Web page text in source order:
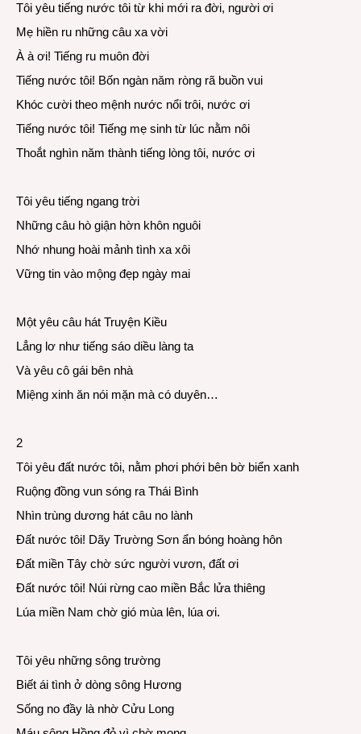
Tôi yêu tiếng nước tôi từ khi mới ra đời, người ơi
Mẹ hiền ru những câu xa vời
À à ơi! Tiếng ru muôn đời
Tiếng nước tôi! Bốn ngàn năm ròng rã buồn vui
Khóc cười theo mệnh nước nổi trôi, nước ơi
Tiếng nước tôi! Tiếng mẹ sinh từ lúc nằm nôi
Thoắt nghìn năm thành tiếng lòng tôi, nước ơi
Tôi yêu tiếng ngang trời
Những câu hò giận hờn khôn nguôi
Nhớ nhung hoài mảnh tình xa xôi
Vững tin vào mộng đẹp ngày mai
Một yêu câu hát Truyện Kiều
Lẳng lơ như tiếng sáo diều làng ta
Và yêu cô gái bên nhà
Miệng xinh ăn nói mặn mà có duyên…
2
Tôi yêu đất nước tôi, nằm phơi phới bên bờ biển xanh
Ruộng đồng vun sóng ra Thái Bình
Nhìn trùng dương hát câu no lành
Đất nước tôi! Dãy Trường Sơn ẩn bóng hoàng hôn
Đất miền Tây chờ sức người vươn, đất ơi
Đất nước tôi! Núi rừng cao miền Bắc lửa thiêng
Lúa miền Nam chờ gió mùa lên, lúa ơi.
Tôi yêu những sông trường
Biết ái tình ở dòng sông Hương
Sống no đầy là nhờ Cửu Long